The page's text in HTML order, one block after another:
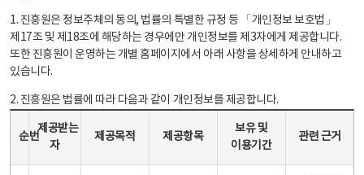
1. 진흥원은 정보주체의 동의, 법률의 특별한 규정 등 「개인정보 보호법」
제17조 및 제18조에 해당하는 경우에만 개인정보를 제3자에게 제공합니다.
또한 진흥원이 운영하는 개별 홈페이지에서 아래 사항을 상세하게 안내하고
있습니다.
2. 진흥원은 법률에 따라 다음과 같이 개인정보를 제공합니다.
순번
제공받는
자
제공목적 제공항목
보유 및
이용기간
관련 근거